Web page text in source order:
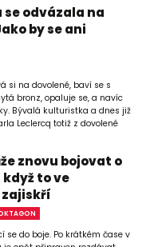
odvázala na
by se ani
si na dovolené, baví se s
bronz, opaluje se, a navíc
Bývalá kulturistka a dnes již
Leclercq totiž z dovolené
znovu bojovat o
to ve
se do boje. Po krátkém čase v